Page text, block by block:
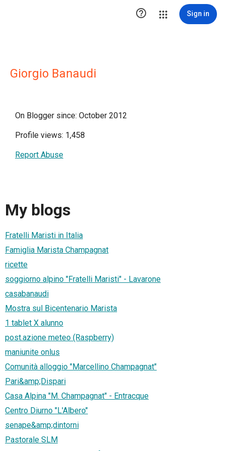
 Sign in
Giorgio Banaudi
On Blogger since: October 2012
Profile views: 1,458
Report Abuse
My blogs
Fratelli Maristi in Italia
Famiglia Marista Champagnat
ricette
soggiorno alpino "Fratelli Maristi" - Lavarone
casabanaudi
Mostra sul Bicentenario Marista
1 tablet X alunno
post.azione meteo (Raspberry)
maniunite onlus
Comunità alloggio "Marcellino Champagnat"
Pari&amp;Dispari
Casa Alpina "M. Champagnat" - Entracque
Centro Diurno "L'Albero"
senape&amp;dintorni
Pastorale SLM